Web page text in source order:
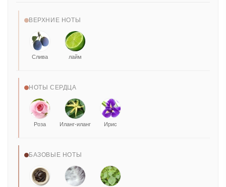
ВЕРХНИЕ НОТЫ
Слива лайм
НОТЫ СЕРДЦА
Роза Иланг-иланг Ирис
БАЗОВЫЕ НОТЫ